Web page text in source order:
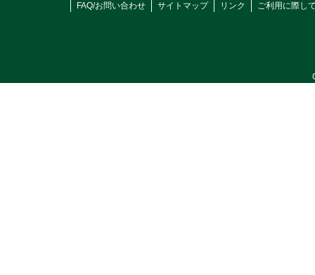
FAQ/お問い合わせ
サイトマップ リンク ご利用に際し